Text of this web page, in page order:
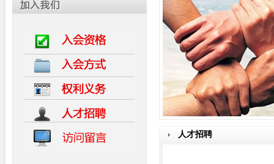
人才招聘